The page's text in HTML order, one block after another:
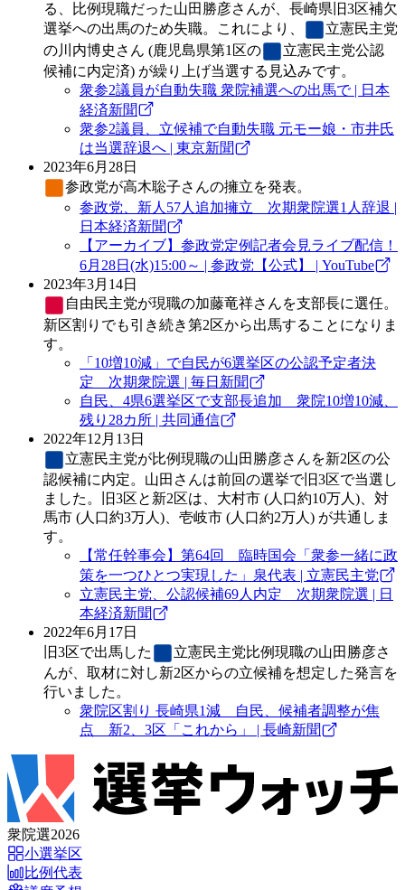
る、比例現職だった山田勝彦さんが、長崎県旧3区補欠
選挙への出馬のため失職。これにより、
立憲民主党
の川内博史さん (鹿児島県第1区の
立憲民主党公認
候補に内定済) が繰り上げ当選する見込みです。
衆参2議員が自動失職 衆院補選への出馬で | 日本
経済新聞
衆参2議員、立候補で自動失職 元モー娘・市井氏
は当選辞退へ | 東京新聞
2023年6月28日
参政党が高木聡子さんの擁立を発表。
参政党、新人57人追加擁立 次期衆院選1人辞退 |
日本経済新聞
【アーカイブ】参政党定例記者会見ライブ配信！
6月28日(水)15:00～ | 参政党【公式】 | YouTube
2023年3月14日
自由民主党が現職の加藤竜祥さんを支部長に選任。
新区割りでも引き続き第2区から出馬することになりま
す。
「10増10減」で自民が6選挙区の公認予定者決
定 次期衆院選 | 毎日新聞
自民、4県6選挙区で支部長追加 衆院10増10減、
残り28カ所 | 共同通信
2022年12月13日
立憲民主党が比例現職の山田勝彦さんを新2区の公
認候補に内定。山田さんは前回の選挙で旧3区で当選し
ました。旧3区と新2区は、大村市 (人口約10万人)、対
馬市 (人口約3万人)、壱岐市 (人口約2万人) が共通しま
す。
【常任幹事会】第64回 臨時国会「衆参一緒に政
策を一つひとつ実現した」泉代表 | 立憲民主党
立憲民主党、公認候補69人内定 次期衆院選 | 日
本経済新聞
2022年6月17日
旧3区で出馬した
立憲民主党比例現職の山田勝彦さ
んが、取材に対し新2区からの立候補を想定した発言を
行いました。
衆院区割り 長崎県1減 自民、候補者調整が焦
点 新2、3区「これから」 | 長崎新聞
衆院選2026
小選挙区
比例代表